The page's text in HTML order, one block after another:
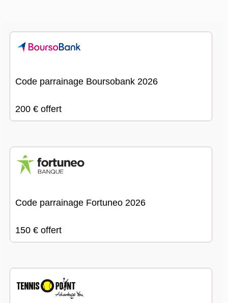
Code parrainage Boursobank 2026
200 € offert
Code parrainage Fortuneo 2026
150 € offert